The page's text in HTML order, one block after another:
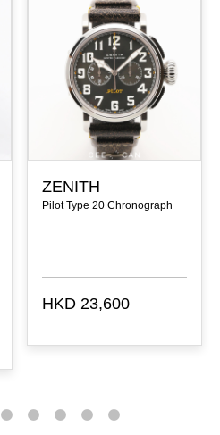
ZENITH
Pilot Type 20 Chronograph
HKD 23,600